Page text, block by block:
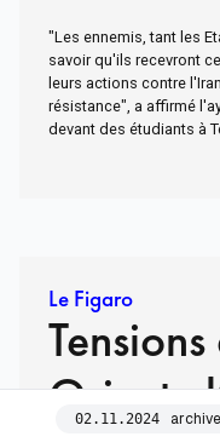
"Les ennemis, tant les
savoir qu'ils recevront
leurs actions contre
résistance", a affirmé
devant des étudiants à
Le Figaro
Orient :
02. 11.2024